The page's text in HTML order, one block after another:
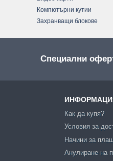
Компютърни кутии
Захранващи блокове
Специални
Как да купя?
Условия за
Начини за
Анулиране на